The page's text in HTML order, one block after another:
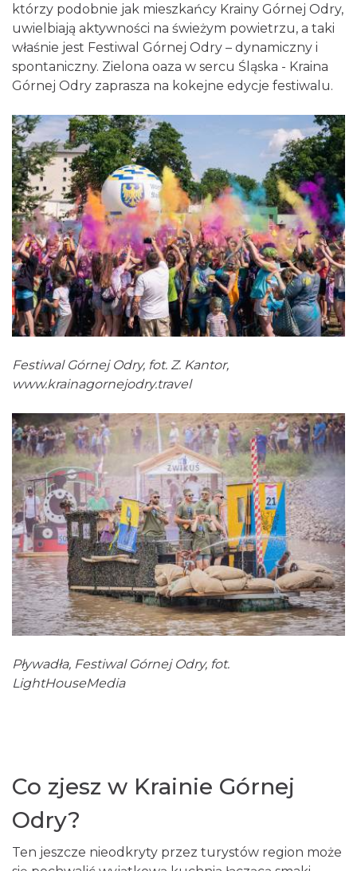
którzy podobnie jak mieszkańcy Krainy Górnej Odry,
uwielbiają aktywności na świeżym powietrzu, a taki
właśnie jest Festiwal Górnej Odry – dynamiczny i
spontaniczny. Zielona oaza w sercu Śląska - Kraina
Górnej Odry zaprasza na kokejne edycje festiwalu.
Festiwal Górnej Odry, fot. Z. Kantor,
www.krainagornejodry.travel
Pływadła, Festiwal Górnej Odry, fot.
LightHouseMedia
Co zjesz w Krainie Górnej
Odry?
Ten jeszcze nieodkryty przez turystów region może